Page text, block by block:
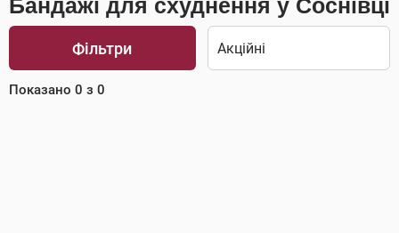
Бандажі для схуднення у Соснівці
Фільтри
Показано 0 з 0